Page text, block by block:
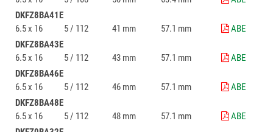
DKFZ8BA41E
6.5 x 16
5 / 112 41 mm 57.1 mm
ABE
DKFZ8BA43E
6.5 x 16
5 / 112 43 mm 57.1 mm
ABE
DKFZ8BA46E
6.5 x 16
5 / 112 46 mm 57.1 mm
ABE
DKFZ8BA48E
6.5 x 16
5 / 112 48 mm 57.1 mm
ABE